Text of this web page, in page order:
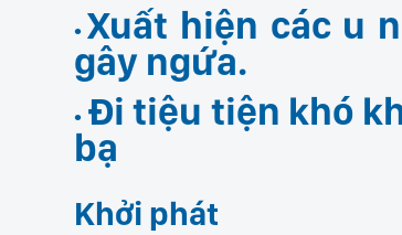
Xuất hiện các u
gây ngứa.
Đi tiệu tiện khó
bạ
Khởi phát